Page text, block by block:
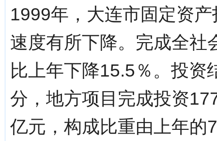
1999年，大连市固定资
速度有所下降。完成全社
比上年下降15.5％。投资
分，地方项目完成投资
亿元，构成比重由上年的